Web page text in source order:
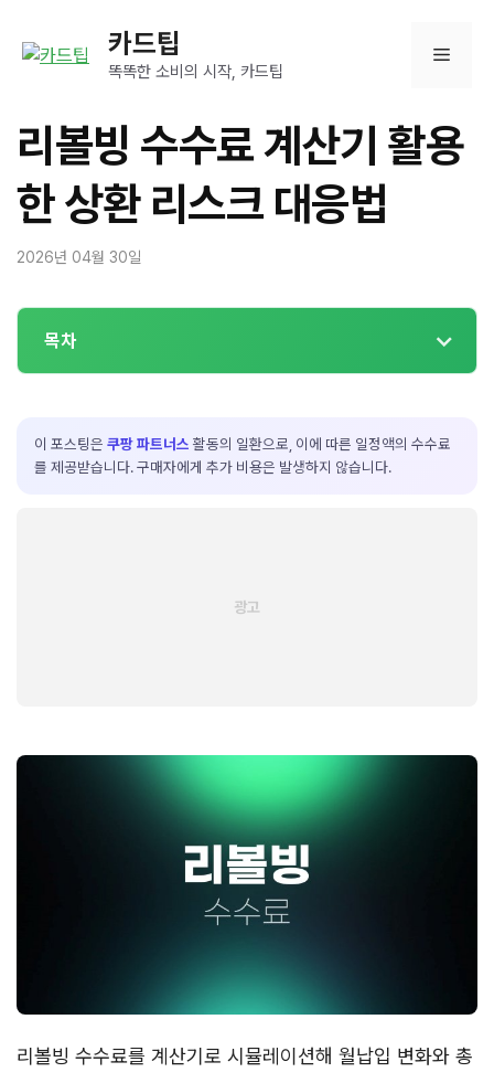
카드팁
똑똑한 소비의 시작, 카드팁
메
리볼빙 수수료 계산기 활용
한 상환 리스크 대응법
2026년 04월 30일
목차
이 포스팅은 쿠팡 파트너스 활동의 일환으로, 이에 따른 일정액의 수수료
를 제공받습니다. 구매자에게 추가 비용은 발생하지 않습니다.
리볼빙 수수료를 계산기로 시뮬레이션해 월납입 변화와 총